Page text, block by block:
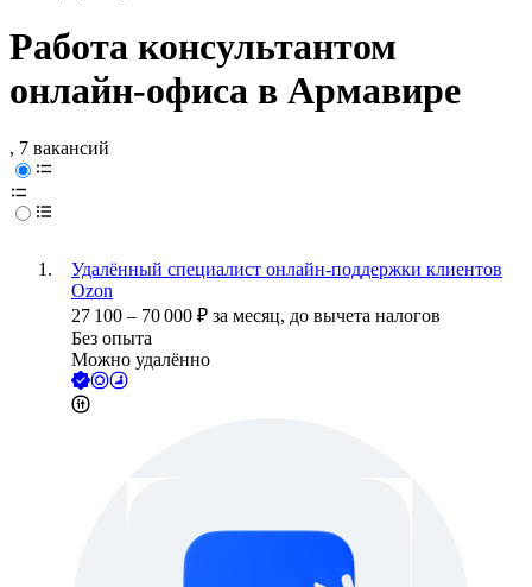
Работа консультантом
онлайн-офиса в Армавире
, 7 вакансий
Удалённый специалист онлайн-поддержки клиентов
Ozon
27 100 – 70 000 ₽ за месяц, до вычета налогов
Без опыта
Можно удалённо